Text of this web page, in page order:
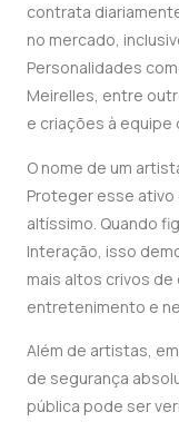
contrata
no mercado,
Personalidades
Meirelles, entre
e criações à
O nome de um
Proteger esse ativo
altíssimo. Quando
Interação, isso
mais altos crivos
entretenimento e
Além de artistas,
de segurança
pública pode ser